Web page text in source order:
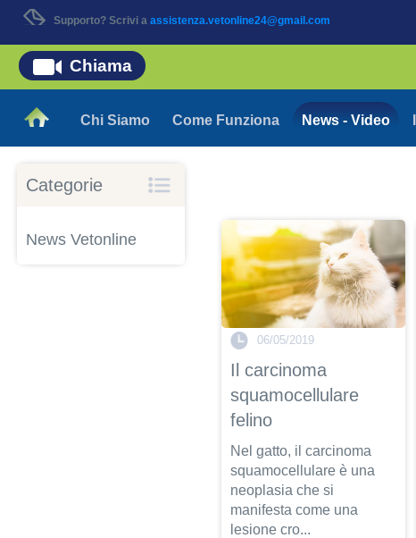
Supporto? Scrivi a assistenza.vetonline24@gmail.com
Chi Siamo Come Funziona News - Video
Chiama
Categorie
News Vetonline
06/05/2019
Il carcinoma
squamocellulare
felino
Nel gatto, il carcinoma
squamocellulare è una
neoplasia che si
manifesta come una
lesione cro...